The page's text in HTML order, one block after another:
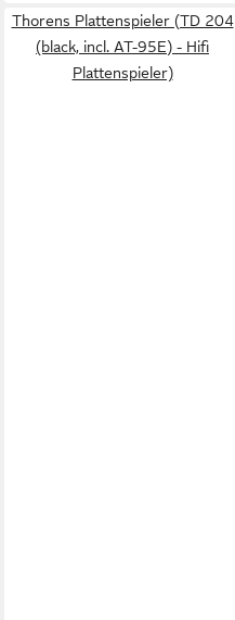
Thorens Plattenspieler (TD 204
(black, incl. AT-95E) - Hifi
Plattenspieler)